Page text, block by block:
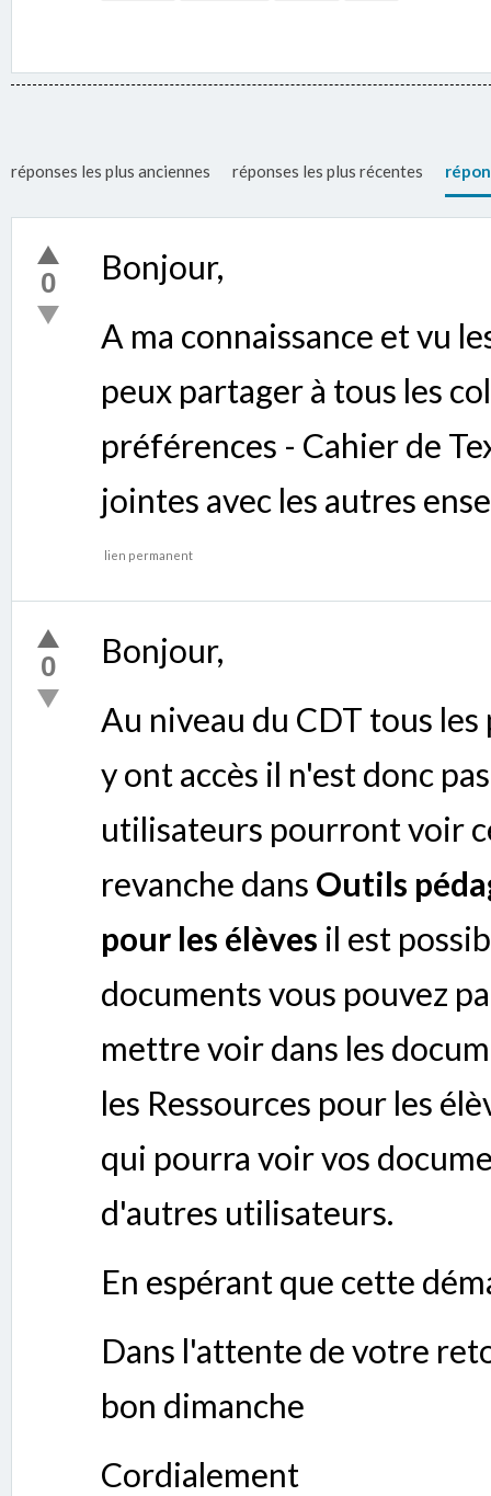
réponses les plus anciennes réponses les plus récentes
0
Bonjour,
A ma connaissance et vu
peux partager à tous les
préférences - Cahier de
jointes avec les autres
lien permanent
0
Bonjour,
Au niveau du CDT tous
y ont accès il n'est donc
utilisateurs pourront voir
revanche dans Outils
pour les élèves il est
documents vous pouvez
mettre voir dans les
les Ressources pour les
qui pourra voir vos
d'autres utilisateurs.
En espérant que cette
Dans l'attente de votre
bon dimanche
Cordialement